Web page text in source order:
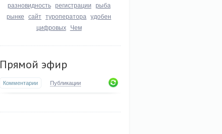
разновидность регистрации рыба
рынке сайт туроператора удобен
цифровых Чем
Прямой эфир
Комментарии Публикации